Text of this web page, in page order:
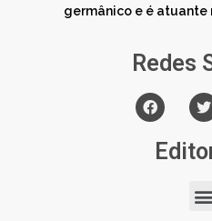
germânico e é atuante
Redes